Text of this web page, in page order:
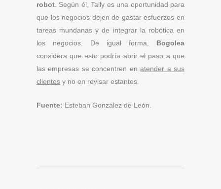
robot . Según él, Tally es una oportunidad para
que los negocios dejen de gastar esfuerzos en
tareas mundanas y de integrar la robótica en
los negocios. De igual forma, Bogolea
considera que esto podría abrir el paso a que
las empresas se concentren enatender a sus
clientes y no en revisar estantes.
Fuente: Esteban González de León.